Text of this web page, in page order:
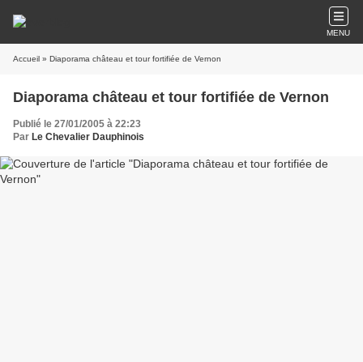
MENU
Accueil » Diaporama château et tour fortifiée de Vernon
Diaporama château et tour fortifiée de Vernon
Publié le 27/01/2005 à 22:23
Par Le Chevalier Dauphinois